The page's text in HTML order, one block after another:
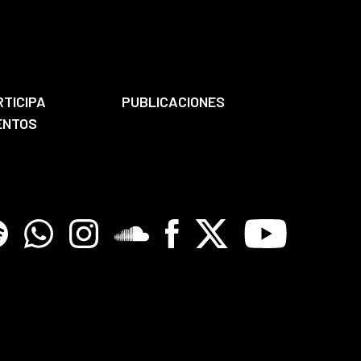
PUBLICACIONES
WhatsappInstagramSoundcloreFacebook
X Youtube